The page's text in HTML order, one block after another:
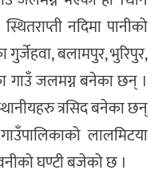
नदिमा पानीको
बलामपुर, भुरिपुर,
गाउँ जलमग्न बनेका छन् ।
त्रसिद बनेका छन्
लालमिटया
घण्टी बजेको छ ।